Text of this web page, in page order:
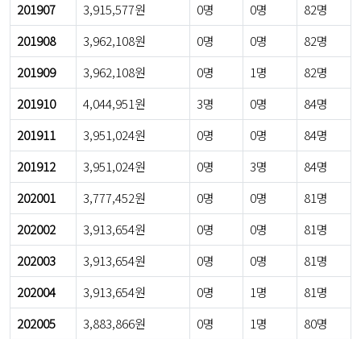
201907
3,915,577원 0명 0명
82명
201908
3,962,108원 0명 0명
82명
201909
3,962,108원 0명 1명
82명
201910
4,044,951원 3명 0명
84명
201911
3,951,024원 0명 0명
84명
201912
3,951,024원 0명 3명
84명
202001
3,777,452원 0명 0명
81명
202002
3,913,654원 0명 0명
81명
202003
3,913,654원 0명 0명
81명
202004
3,913,654원 0명 1명
81명
202005
3,883,866원 0명 1명
80명